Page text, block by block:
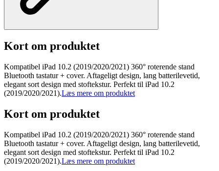
Kort om produktet
Kompatibel iPad 10.2 (2019/2020/2021) 360° roterende stand
Bluetooth tastatur + cover. Aftageligt design, lang batterilevetid,
elegant sort design med stoftekstur. Perfekt til iPad 10.2
(2019/2020/2021).Læs mere om produktet
Kort om produktet
Kompatibel iPad 10.2 (2019/2020/2021) 360° roterende stand
Bluetooth tastatur + cover. Aftageligt design, lang batterilevetid,
elegant sort design med stoftekstur. Perfekt til iPad 10.2
(2019/2020/2021).Læs mere om produktet